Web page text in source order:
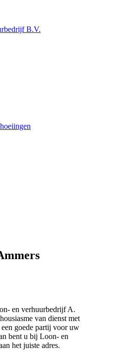
en verhuurbedrijf A.
van dienst met
goede partij voor uw
bent u bij Loon- en
het juiste adres.